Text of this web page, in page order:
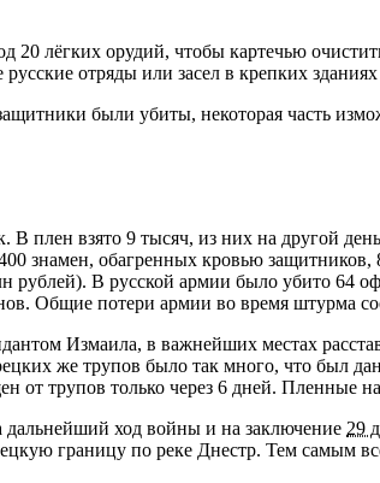
20 лёгких орудий, чтобы картечью
отряды или засел в крепких
были убиты, некоторая часть
плен взято 9 тысяч, из них на другой
знамен, обагренных кровью
рублей). В русской армии было убито 64
Общие потери армии во время штурма
Измаила, в важнейших местах
же трупов было так много, что был
трупов только через 6 дней. Пленные
ход войны и на заключение 29
границу по реке Днестр. Тем самым